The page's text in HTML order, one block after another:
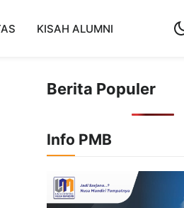
KISAH ALUMNI
Berita Populer
Info PMB